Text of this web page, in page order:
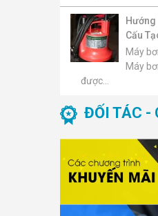
Hướng
Cấu
Động,
Máy
Máy
Máy
được...
ĐỐI TÁC -